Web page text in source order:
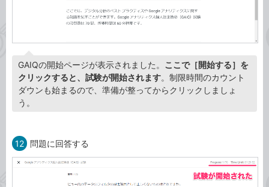
GAIQの開始ページが表示されました。 ここで［開始する］を
クリックすると、試験が開始されます。制限時間のカウント
ダウンも始まるので、準備が整ってからクリックしましょ
う。
12 問題に回答する